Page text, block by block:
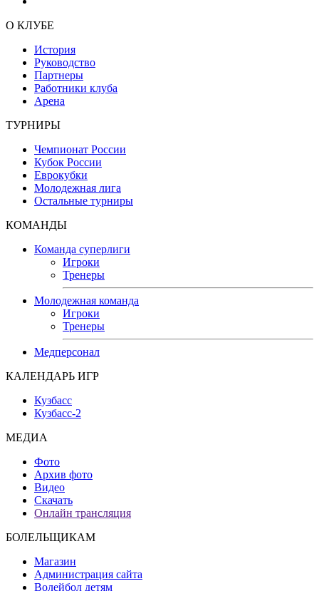
О КЛУБЕ
История
Руководство
Партнеры
Работники клуба
Арена
ТУРНИРЫ
Чемпионат России
Кубок России
Еврокубки
Молодежная лига
Остальные турниры
КОМАНДЫ
Команда суперлиги
Игроки
Тренеры
Молодежная команда
Игроки
Тренеры
Медперсонал
КАЛЕНДАРЬ ИГР
Кузбасс
Кузбасс-2
МЕДИА
Фото
Архив фото
Видео
Скачать
Онлайн трансляция
БОЛЕЛЬЩИКАМ
Магазин
Администрация сайта
Волейбол детям